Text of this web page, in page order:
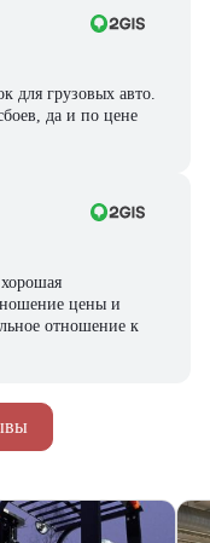
для грузовых авто.
да и по цене
цены и
отношение к